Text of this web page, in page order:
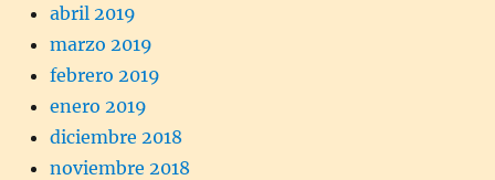
abril 2019
marzo 2019
febrero 2019
enero 2019
diciembre 2018
noviembre 2018